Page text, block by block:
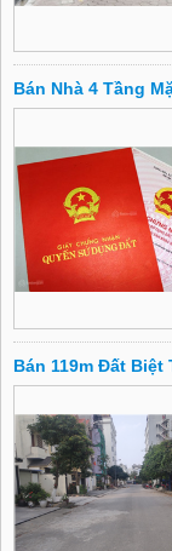
Bán Nhà 4 Tầng
Bán 119m Đất